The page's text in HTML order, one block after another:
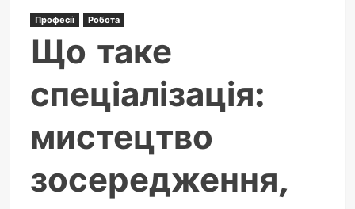
Професії Робота
Що таке
спеціалізація:
мистецтво
зосередження,